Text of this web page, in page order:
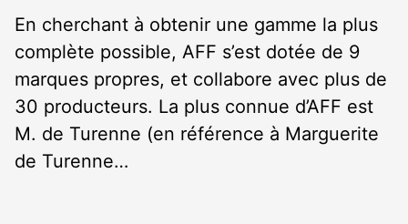
En cherchant à obtenir une gamme la plus
complète possible, AFF s’est dotée de 9
marques propres, et collabore avec plus de
30 producteurs. La plus connue d’AFF est
M. de Turenne (en référence à Marguerite
de Turenne…